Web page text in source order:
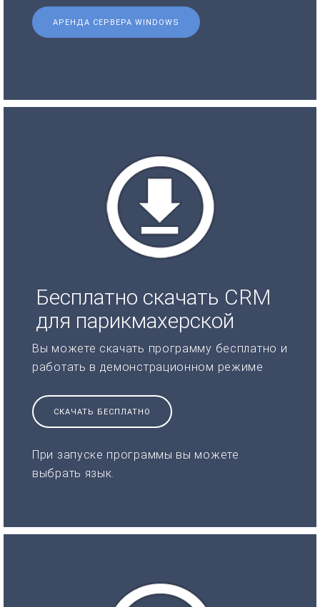
АРЕНДА СЕРВЕРА WINDOWS
Бесплатно скачать CRM
для парикмахерской
Вы можете скачать программу бесплатно и
работать в демонстрационном режиме
СКАЧАТЬ БЕСПЛАТНО
При запуске программы вы можете
выбрать язык.